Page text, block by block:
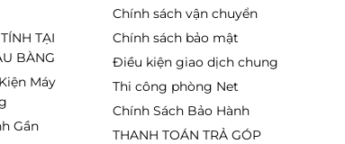
TẠI
BÀNG
Máy
Gần
Chính sách vận chuyển
Chính sách bảo mật
Điều kiện giao dịch chung
Thi công phòng Net
Chính Sách Bảo Hành
THANH TOÁN TRẢ GÓP